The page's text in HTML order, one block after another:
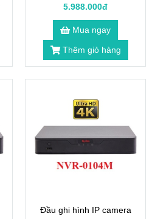
5.988.000đ
Mua ngay
Thêm giỏ hàng
Đầu ghi hình IP camera